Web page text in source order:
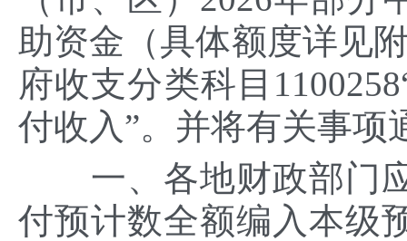
助资金（具体额度详见
府收支分类科目
付收入”。并将有关事项
一、各地财政部门应
付预计数全额编入本级